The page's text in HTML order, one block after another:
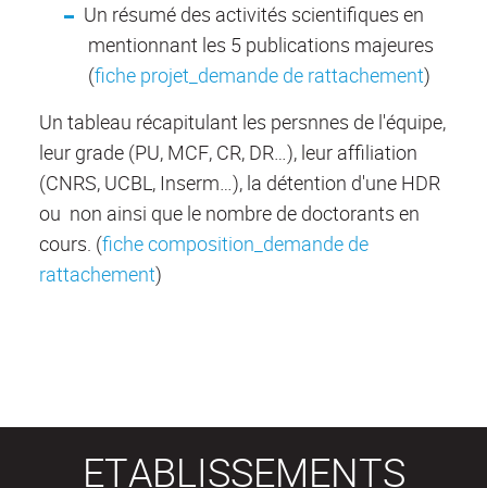
Un résumé des activités scientifiques en
mentionnant les 5 publications majeures
(fiche projet_demande de rattachement)
Un tableau récapitulant les persnnes de l'équipe,
leur grade (PU, MCF, CR, DR…), leur affiliation
(CNRS, UCBL, Inserm…), la détention d'une HDR
ou non ainsi que le nombre de doctorants en
cours. (fiche composition_demande de
rattachement)
ETABLISSEMENTS